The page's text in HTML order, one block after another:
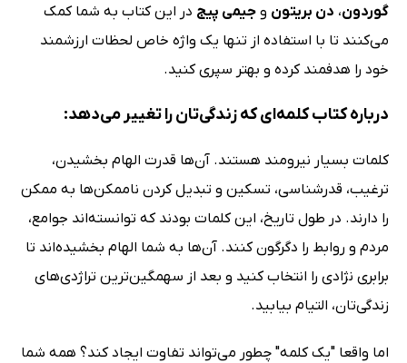
گوردون، دن بریتون و جیمی پیج در این کتاب به شما کمک
می‌کنند تا با استفاده از تنها یک واژه خاص لحظات ارزشمند
خود را هدفمند کرده و بهتر سپری کنید.
درباره کتاب کلمه‌ای‌ که زندگی‌تان را تغییر می‌دهد:
کلمات بسیار نیرومند هستند. آن‌ها قدرت الهام بخشیدن،
ترغیب، قدرشناسی، تسکین و تبدیل کردن ناممکن‌ها به ممکن
را دارند. در طول تاریخ، این کلمات بودند که توانسته‌اند جوامع،
مردم و روابط را دگرگون کنند. آن‌ها به شما الهام بخشیده‌اند تا
برابری نژادی را انتخاب کنید و بعد از سهمگین‌ترین تراژدی‌های
زندگی‌تان، التیام بیابید.
اما واقعا "یک کلمه" چطور می‌تواند تفاوت ایجاد کند؟ همه شما